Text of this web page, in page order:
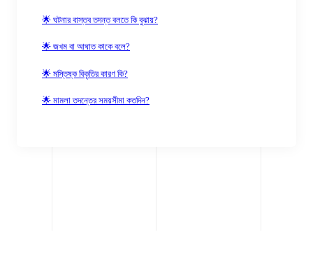
🌟 ঘটনার বাস্তব তদন্ত বলতে কি বুঝায়?
🌟 জখম বা আঘাত কাকে বলে?
🌟 মস্তিষ্ক বিকৃতির কারণ কি?
🌟 মামলা তদন্তের সময়সীমা কতদিন?